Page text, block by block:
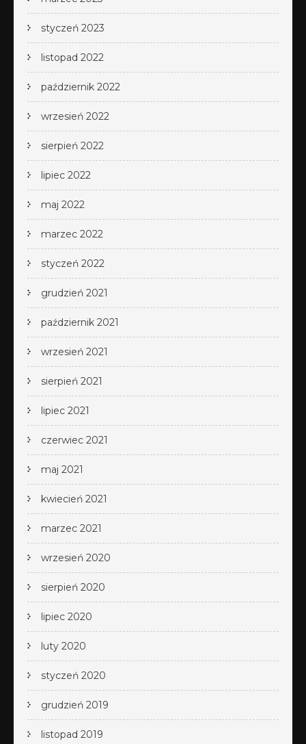
styczeń 2023
listopad 2022
październik 2022
wrzesień 2022
sierpień 2022
lipiec 2022
maj 2022
marzec 2022
styczeń 2022
grudzień 2021
październik 2021
wrzesień 2021
sierpień 2021
lipiec 2021
czerwiec 2021
maj 2021
kwiecień 2021
marzec 2021
wrzesień 2020
sierpień 2020
lipiec 2020
luty 2020
styczeń 2020
grudzień 2019
listopad 2019